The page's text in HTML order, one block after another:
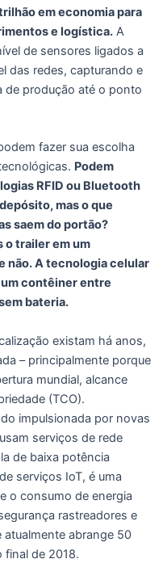
em economia para
e logística. A
de sensores ligados a
das redes, capturando e
de produção até o ponto
fazer sua escolha
Podem
RFID ou Bluetooth
mas o que
saem do portão?
o trailer em um
não. A tecnologia celular
contêiner entre
bateria.
existam há anos,
– principalmente porque
mundial, alcance
(TCO).
impulsionada por novas
serviços de rede
de baixa potência
serviços IoT, é uma
o consumo de energia
rastreadores e
atualmente abrange 50
final de 2018.